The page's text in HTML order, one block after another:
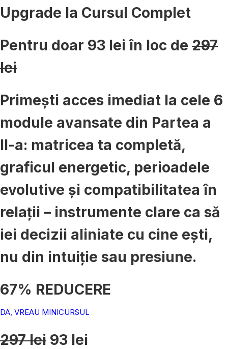
Upgrade la Cursul Complet
Pentru doar 93 leiîn loc de 297
lei
Primești acces imediat la cele 6
module avansate din Partea a
II-a: matricea ta completă,
graficul energetic, perioadele
evolutive și compatibilitatea în
relații – instrumente clare ca să
iei decizii aliniate cu cine ești,
nu din intuiție sau presiune.
67% REDUCERE
DA, VREAU MINICURSUL
297 lei 93 lei